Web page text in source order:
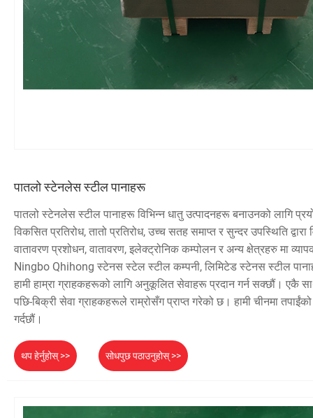
पातलो स्टेनलेस स्टील पानाहरू
पातलो स्टेनलेस स्टील पानाहरू विभिन्न धातु उत्पादनहरू बनाउनको लागि
विकसित प्रतिरोध, तातो प्रतिरोध, उच्च सतह समाप्त र सुन्दर उपस्थिति द्वारा
वातावरण प्रशोधन, वातावरण, इलेक्ट्रोनिक कम्पोलन र अन्य क्षेत्रहरु मा
Ningbo Qhihong स्टेनस स्टेल स्टील कम्पनी, लिमिटेड स्टेनस स्टील
हामी हाम्रा ग्राहकहरूको लागि अनुकूलित सेवाहरू प्रदान गर्न सक्छौं। एकै
पछि-बिक्री सेवा ग्राहकहरूले राम्रोसँग प्राप्त गरेको छ। हामी चीनमा तपाईंको
गर्दछौं।
थप हेर्नुहोस् >> सोधपुछ पठाउनुहोस् >>